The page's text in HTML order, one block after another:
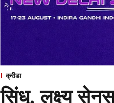
क्रीडा
सिंधू, लक्ष्य